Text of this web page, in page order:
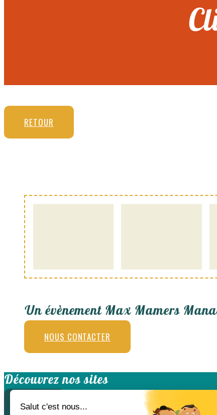
RETOUR
Un évènement Max Mamers
NOUS CONTACTER
Découvrez nos sites
CLASSIC